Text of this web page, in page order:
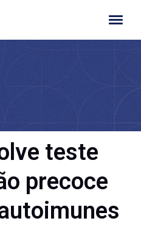
teste
precoce